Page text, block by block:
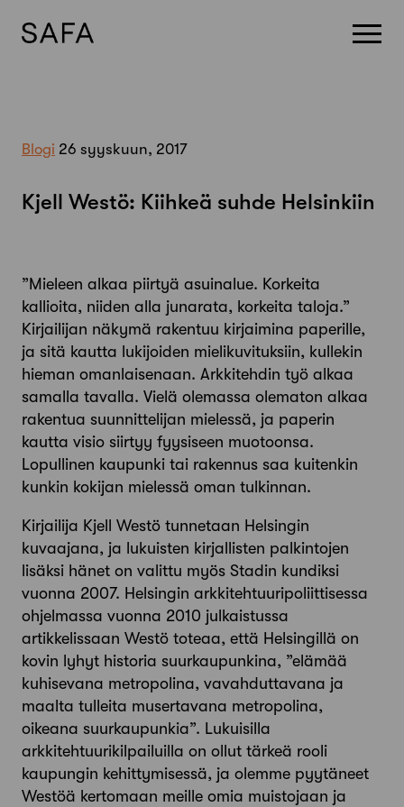
Blogi 26 syyskuun, 2017
Kjell Westö: Kiihkeä suhde Helsinkiin
”Mieleen alkaa piirtyä asuinalue. Korkeita
kallioita, niiden alla junarata, korkeita taloja.”
Kirjailijan näkymä rakentuu kirjaimina paperille,
ja sitä kautta lukijoiden mielikuvituksiin, kullekin
hieman omanlaisenaan. Arkkitehdin työ alkaa
samalla tavalla. Vielä olemassa olematon alkaa
rakentua suunnittelijan mielessä, ja paperin
kautta visio siirtyy fyysiseen muotoonsa.
Lopullinen kaupunki tai rakennus saa kuitenkin
kunkin kokijan mielessä oman tulkinnan.
Kirjailija Kjell Westö tunnetaan Helsingin
kuvaajana, ja lukuisten kirjallisten palkintojen
lisäksi hänet on valittu myös Stadin kundiksi
vuonna 2007. Helsingin arkkitehtuuripoliittisessa
ohjelmassa vuonna 2010 julkaistussa
artikkelissaan Westö toteaa, että Helsingillä on
kovin lyhyt historia suurkaupunkina, ”elämää
kuhisevana metropolina, vavahduttavana ja
maalta tulleita musertavana metropolina,
oikeana suurkaupunkia”. Lukuisilla
arkkitehtuurikilpailuilla on ollut tärkeä rooli
kaupungin kehittymisessä, ja olemme pyytäneet
Westöä kertomaan meille omia muistojaan ja